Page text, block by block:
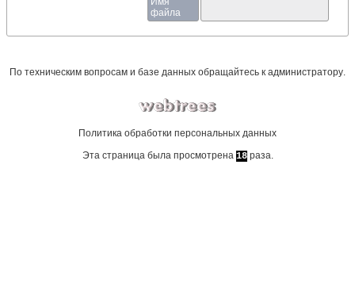
файла
По техническим вопросам и базе данных обращайтесь к администратору.
Политика обработки персональных данных
Эта страница была просмотрена 18раза.